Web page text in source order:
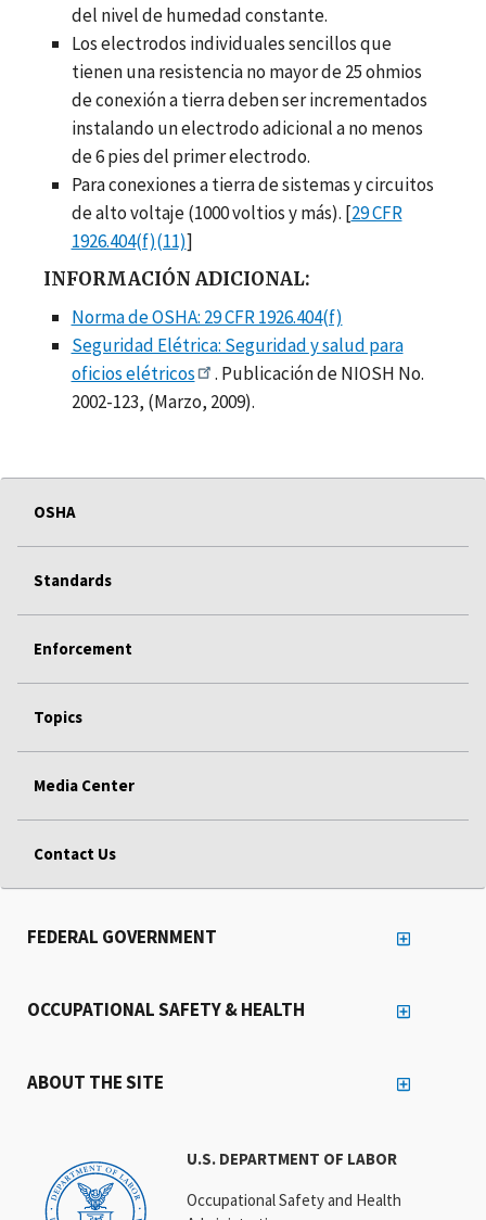
del nivel de humedad constante.
Los electrodos individuales sencillos que
tienen una resistencia no mayor de 25 ohmios
de conexión a tierra deben ser incrementados
instalando un electrodo adicional a no menos
de 6 pies del primer electrodo.
Para conexiones a tierra de sistemas y circuitos
de alto voltaje (1000 voltios y más). [29 CFR
1926.404(f)(11)]
INFORMACIÓN ADICIONAL:
Norma de OSHA: 29 CFR 1926.404(f)
Seguridad Elétrica: Seguridad y salud para
oficios elétricos
. Publicación de NIOSH No.
2002-123, (Marzo, 2009).
OSHA
Standards
Enforcement
Topics
Media Center
Contact Us
U.S. DEPARTMENT OF LABOR
Occupational Safety and Health
FEDERAL GOVERNMENT
OCCUPATIONAL SAFETY & HEALTH
ABOUT THE SITE